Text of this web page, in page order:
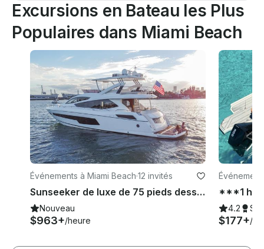
Excursions en Bateau les Plus
Populaires dans Miami Beach
Événements à Miami Beach·12 invités
Sunseeker de luxe de 75 pieds desservant le sud de la Floride, Bimini, les Bahamas, les Keys et New York
Nouveau
$963+/heure
4.2
$177+/